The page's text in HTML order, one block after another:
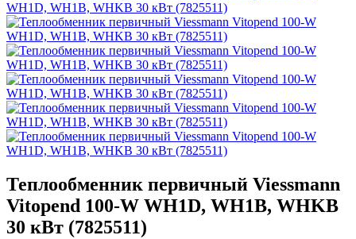
Теплообменник первичный Viessmann
Vitopend 100-W WH1D, WH1B, WHKB
30 кВт (7825511)